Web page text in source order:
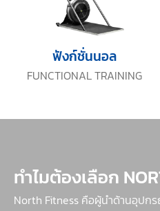
FUNCTIONAL TRAINING
ฟังก์ชั่นนอล
ทำไมต้องเลือก
North Fitness คือผู้นำด้านอุป